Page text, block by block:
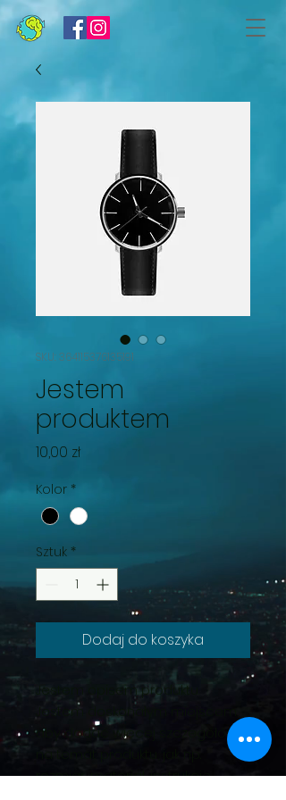
SKU: 364115376135191
Jestem
produktem
10,00 złCena
Kolor *
Sztuk *
Dodaj do koszyka
Jestem opisem produktu.
Jestem doskonałym miejscem,
aby dodać więcej szczegółów
rozmiar, materiał, instrukcje